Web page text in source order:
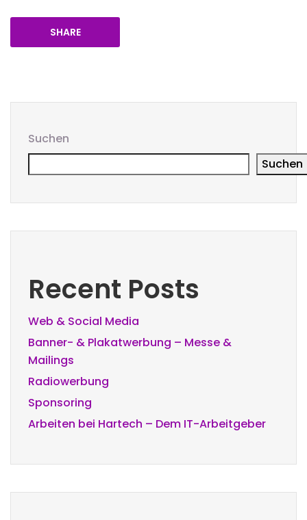
SHARE
Suchen
Suchen
Recent Posts
Web & Social Media
Banner- & Plakatwerbung – Messe &
Mailings
Radiowerbung
Sponsoring
Arbeiten bei Hartech – Dem IT-Arbeitgeber